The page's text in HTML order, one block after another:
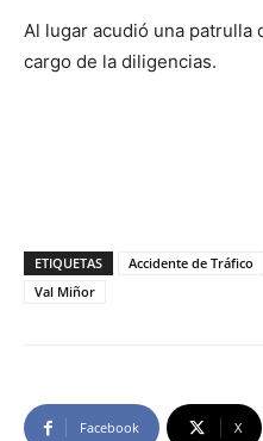
Al lugar acudió una patrulla
cargo de la diligencias.
ETIQUETAS Accidente de Tráfico
Val Miñor
Facebook X